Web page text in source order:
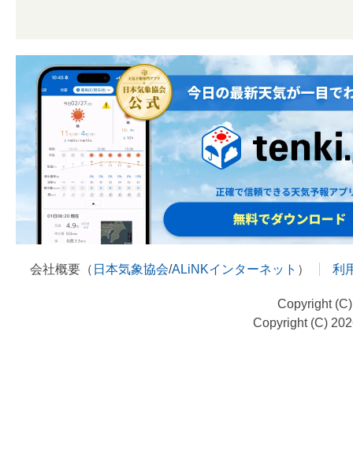
会社概要（ 日本気象協会/ALiNKインターネット ） 利
Copyright
Copyright (C)